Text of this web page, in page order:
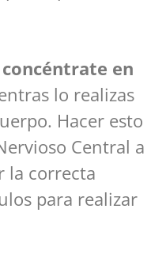
concéntrate en
lo realizas
Hacer esto
Central a
la correcta
para realizar